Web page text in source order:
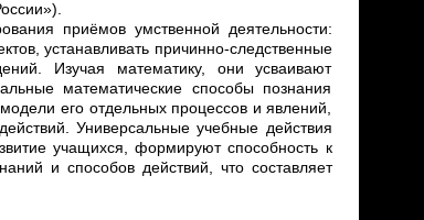
приёмов умственной деятельности:
устанавливать причинно-следственные
Изучая математику, они усваивают
математические способы познания
его отдельных процессов и явлений,
Универсальные учебные действия
учащихся, формируют способность к
и способов действий, что составляет